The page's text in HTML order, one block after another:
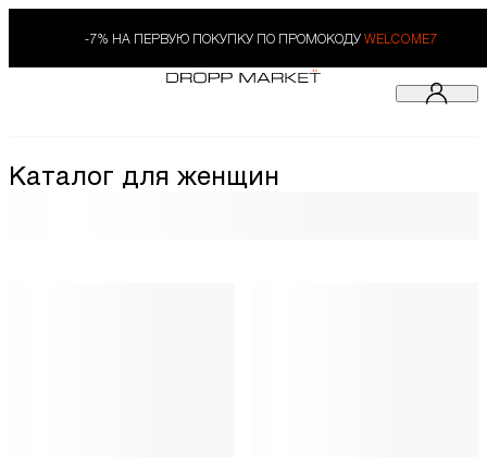
-7% НА ПЕРВУЮ ПОКУПКУ ПО ПРОМОКОДУ WELCOME7
Каталог для женщин